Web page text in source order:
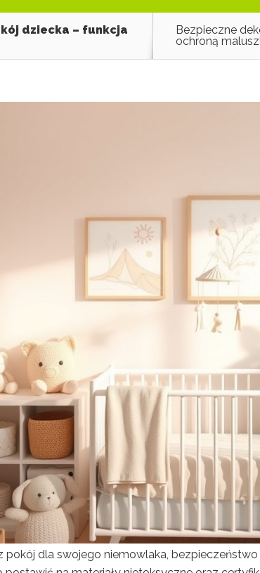
dziecka – funkcja
Bezpieczne
ochroną
pokój dla swojego niemowlaka,